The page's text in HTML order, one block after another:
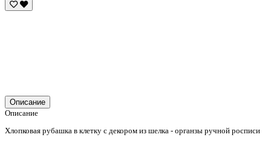
Описание
Описание
Хлопковая рубашка в клетку с декором из шелка - органзы ручной росписи